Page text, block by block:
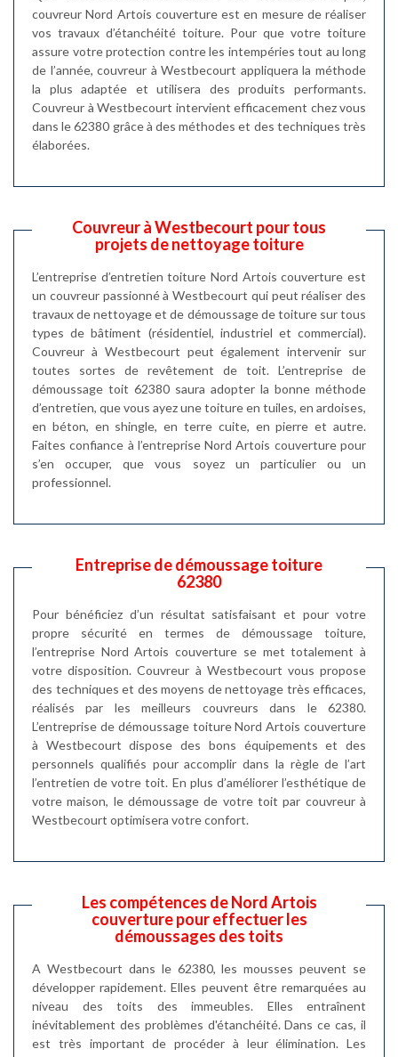
couvreur Nord Artois couverture est en mesure de réaliser
vos travaux d’étanchéité toiture. Pour que votre toiture
assure votre protection contre les intempéries tout au long
de l’année, couvreur à Westbecourt appliquera la méthode
la plus adaptée et utilisera des produits performants.
Couvreur à Westbecourt intervient efficacement chez vous
dans le 62380 grâce à des méthodes et des techniques très
élaborées.
Couvreur à Westbecourt pour tous
projets de nettoyage toiture
L’entreprise d’entretien toiture Nord Artois couverture est
un couvreur passionné à Westbecourt qui peut réaliser des
travaux de nettoyage et de démoussage de toiture sur tous
types de bâtiment (résidentiel, industriel et commercial).
Couvreur à Westbecourt peut également intervenir sur
toutes sortes de revêtement de toit. L’entreprise de
démoussage toit 62380 saura adopter la bonne méthode
d’entretien, que vous ayez une toiture en tuiles, en ardoises,
en béton, en shingle, en terre cuite, en pierre et autre.
Faites confiance à l’entreprise Nord Artois couverture pour
s’en occuper, que vous soyez un particulier ou un
professionnel.
Entreprise de démoussage toiture
62380
Pour bénéficiez d’un résultat satisfaisant et pour votre
propre sécurité en termes de démoussage toiture,
l’entreprise Nord Artois couverture se met totalement à
votre disposition. Couvreur à Westbecourt vous propose
des techniques et des moyens de nettoyage très efficaces,
réalisés par les meilleurs couvreurs dans le 62380.
L’entreprise de démoussage toiture Nord Artois couverture
à Westbecourt dispose des bons équipements et des
personnels qualifiés pour accomplir dans la règle de l’art
l’entretien de votre toit. En plus d’améliorer l’esthétique de
votre maison, le démoussage de votre toit par couvreur à
Westbecourt optimisera votre confort.
Les compétences de Nord Artois
couverture pour effectuer les
démoussages des toits
A Westbecourt dans le 62380, les mousses peuvent se
développer rapidement. Elles peuvent être remarquées au
niveau des toits des immeubles. Elles entraînent
inévitablement des problèmes d'étanchéité. Dans ce cas, il
est très important de procéder à leur élimination. Les